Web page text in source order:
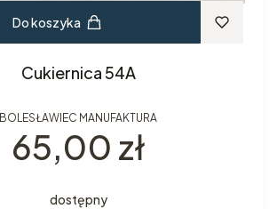
Do koszyka
Cukiernica 54A
BOLESŁAWIEC MANUFAKTURA
Cena
65,00 zł
dostępny